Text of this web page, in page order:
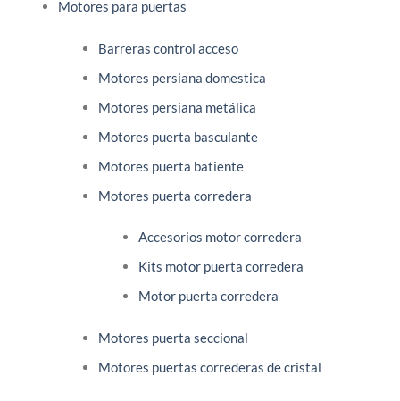
Motores para puertas
Barreras control acceso
Motores persiana domestica
Motores persiana metálica
Motores puerta basculante
Motores puerta batiente
Motores puerta corredera
Accesorios motor corredera
Kits motor puerta corredera
Motor puerta corredera
Motores puerta seccional
Motores puertas correderas de cristal